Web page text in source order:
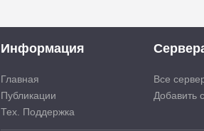
Информация
Главная
Публикации
Тех. Поддержка
Все
Добавить